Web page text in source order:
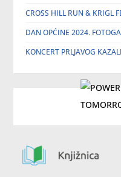
CROSS HILL RUN & KRIGL
DAN OPĆINE 2024.
KONCERT PRLJAVOG